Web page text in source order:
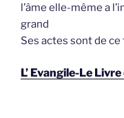
l’âme elle-même a
grand
Ses actes sont de
L’ Evangile-Le